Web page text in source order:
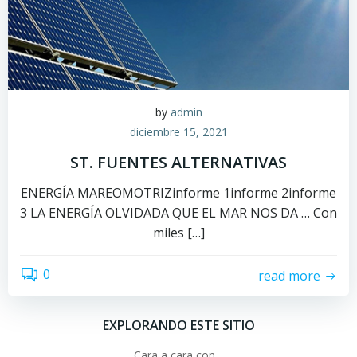
by admin
diciembre 15, 2021
ST. FUENTES ALTERNATIVAS
ENERGÍA MAREOMOTRIZinforme 1informe 2informe
3 LA ENERGÍA OLVIDADA QUE EL MAR NOS DA … Con
miles […]
0 read more
EXPLORANDO ESTE SITIO